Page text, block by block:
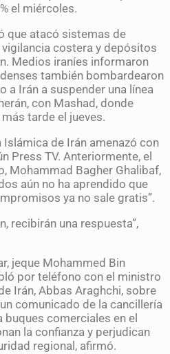
el miércoles.
que atacó sistemas de
costera y depósitos
Medios iraníes informaron
también bombardearon
a Irán a suspender una línea
con Mashad, donde
tarde el jueves.
Islámica de Irán amenazó con
Press TV. Anteriormente, el
Mohammad Bagher Ghalibaf,
aún no ha aprendido que
ya no sale gratis”.
recibirán una respuesta”,
jeque Mohammed Bin
por teléfono con el ministro
Irán, Abbas Araghchi, sobre
comunicado de la cancillería
comerciales en el
la confianza y perjudican
regional, afirmó.